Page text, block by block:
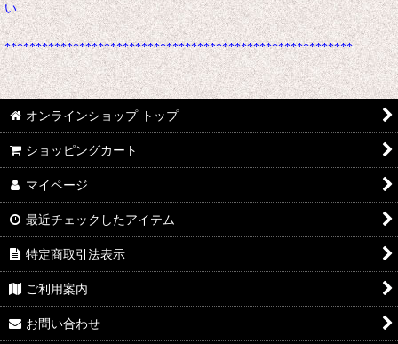
い
********************************************************
オンラインショップ トップ
ショッピングカート
マイページ
最近チェックしたアイテム
特定商取引法表示
ご利用案内
お問い合わせ